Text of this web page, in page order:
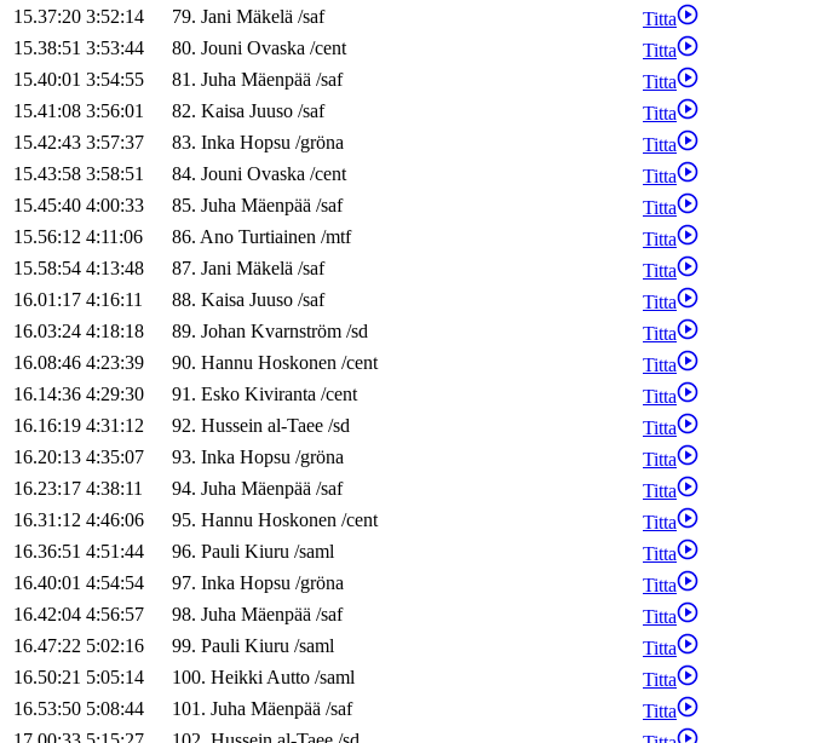
15.37:20 3:52:14 79. Jani Mäkelä /saf
Titta
15.38:51 3:53:44 80. Jouni Ovaska /cent
Titta
15.40:01 3:54:55 81. Juha Mäenpää /saf
Titta
15.41:08 3:56:01 82. Kaisa Juuso /saf
Titta
15.42:43 3:57:37 83. Inka Hopsu /gröna
Titta
15.43:58 3:58:51 84. Jouni Ovaska /cent
Titta
15.45:40 4:00:33 85. Juha Mäenpää /saf
Titta
15.56:12 4:11:06 86. Ano Turtiainen /mtf
Titta
15.58:54 4:13:48 87. Jani Mäkelä /saf
Titta
16.01:17 4:16:11 88. Kaisa Juuso /saf
Titta
16.03:24 4:18:18 89. Johan Kvarnström /sd
Titta
16.08:46 4:23:39 90. Hannu Hoskonen /cent
Titta
16.14:36 4:29:30 91. Esko Kiviranta /cent
Titta
16.16:19 4:31:12 92. Hussein al-Taee /sd
Titta
16.20:13 4:35:07 93. Inka Hopsu /gröna
Titta
16.23:17 4:38:11 94. Juha Mäenpää /saf
Titta
16.31:12 4:46:06 95. Hannu Hoskonen /cent
Titta
16.36:51 4:51:44 96. Pauli Kiuru /saml
Titta
16.40:01 4:54:54 97. Inka Hopsu /gröna
Titta
16.42:04 4:56:57 98. Juha Mäenpää /saf
Titta
16.47:22 5:02:16 99. Pauli Kiuru /saml
Titta
16.50:21 5:05:14 100. HeikkiAutto /saml
Titta
16.53:50 5:08:44 101. Juha Mäenpää /saf
Titta